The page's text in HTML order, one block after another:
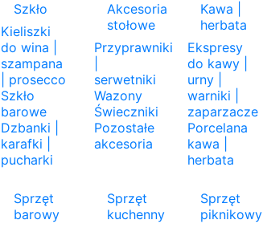
Szkło
Kieliszki
do wina |
szampana
| prosecco
Szkło
barowe
Dzbanki |
karafki |
pucharki
Akcesoria
stołowe
Przyprawniki
serwetniki
Wazony
Świeczniki
Pozostałe
akcesoria
Kawa |
herbata
Ekspresy
do kawy |
urny |
warniki |
zaparzacze
Porcelana
kawa |
herbata
Sprzęt
barowy
Sprzęt
kuchenny
Sprzęt
piknikowy